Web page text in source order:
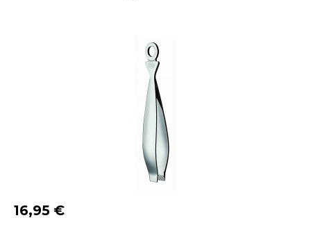
Bildergalerie überspringen
Regulärer Preis:
16,95 €